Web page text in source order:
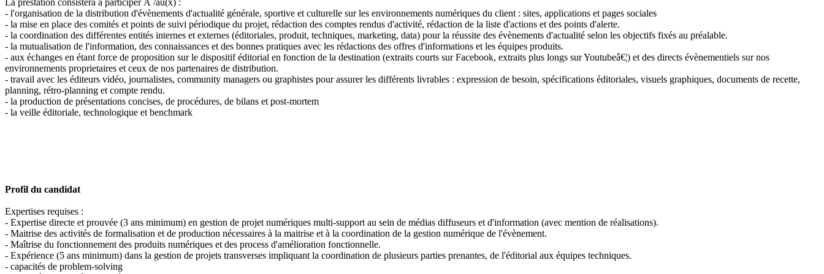
- l'organisation de la distribution d'évènements d'actualité générale, sportive et culturelle sur les environnements numériques du client : sites, applications et pages sociales
- la mise en place des comités et points de suivi périodique du projet, rédaction des comptes rendus d'activité, rédaction de la liste d'actions et des points d'alerte.
- la coordination des différentes entités internes et externes (éditoriales, produit, techniques, marketing, data) pour la réussite des évènements d'actualité selon les objectifs fixés au préalable.
- la mutualisation de l'information, des connaissances et des bonnes pratiques avec les rédactions des offres d'informations et les équipes produits.
- aux échanges en étant force de proposition sur le dispositif éditorial en fonction de la destination (extraits courts sur Facebook, extraits plus longs sur Youtubeâ€¦) et des directs évènementiels sur nos
environnements proprietaires et ceux de nos partenaires de distribution.
- travail avec les éditeurs vidéo, journalistes, community managers ou graphistes pour assurer les différents livrables : expression de besoin, spécifications éditoriales, visuels graphiques, documents de recette,
planning, rétro-planning et compte rendu.
- la production de présentations concises, de procédures, de bilans et post-mortem
- la veille éditoriale, technologique et benchmark
Profil du candidat
Expertises requises :
- Expertise directe et prouvée (3 ans minimum) en gestion de projet numériques multi-support au sein de médias diffuseurs et d'information (avec mention de réalisations).
- Maitrise des activités de formalisation et de production nécessaires à la maitrise et à la coordination de la gestion numérique de l'évènement.
- Maîtrise du fonctionnement des produits numériques et des process d'amélioration fonctionnelle.
- Expérience (5 ans minimum) dans la gestion de projets transverses impliquant la coordination de plusieurs parties prenantes, de l'éditorial aux équipes techniques.
- capacités de problem-solving